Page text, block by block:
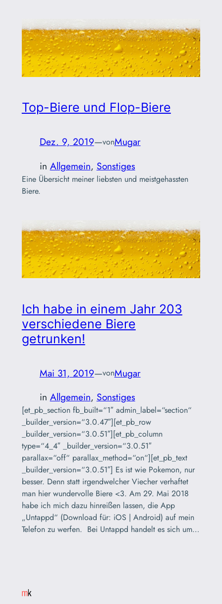
Top-Biere und Flop-Biere
Dez. 9, 2019—vonMugar
in Allgemein, Sonstiges
Eine Übersicht meiner liebsten und meistgehassten
Biere.
Ich habe in einem Jahr 203
verschiedene Biere
getrunken!
Mai 31, 2019—vonMugar
in Allgemein, Sonstiges
[et_pb_section fb_built=“1″ admin_label=“section“
_builder_version=“3.0.47″][et_pb_row
_builder_version=“3.0.51″][et_pb_column
type=“4_4″ _builder_version=“3.0.51″
parallax=“off“ parallax_method=“on“][et_pb_text
_builder_version=“3.0.51″] Es ist wie Pokemon, nur
besser. Denn statt irgendwelcher Viecher verhaftet
man hier wundervolle Biere <3. Am 29. Mai 2018
habe ich mich dazu hinreißen lassen, die App
„Untappd“ (Download für: iOS | Android) auf mein
Telefon zu werfen. Bei Untappd handelt es sich um…